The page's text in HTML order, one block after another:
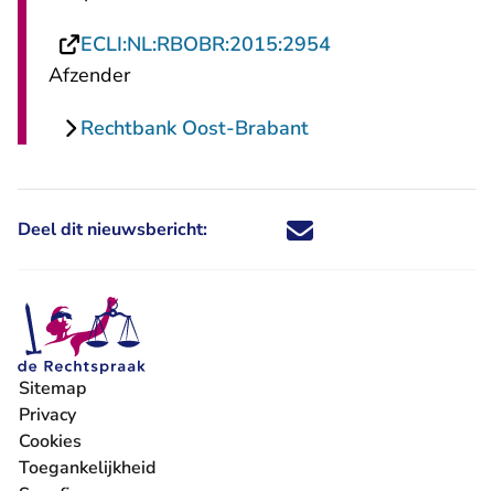
ECLI:NL:RBOBR:2015:2954- U verlaat
Afzender
Rechtbank Oost-Brabant
Deel dit nieuwsbericht: Deel dit nieuwsbericht via X -
Deel dit nieuwsbericht via
Deel dit nieuwsbericht
Deel dit
Sitemap
Privacy
Cookies
Toegankelijkheid